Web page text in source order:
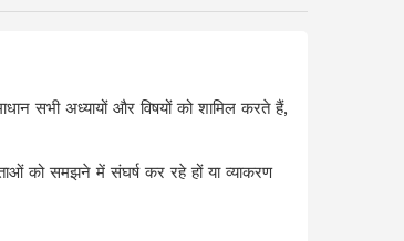
सभी अध्यायों और विषयों को शामिल करते हैं,
को समझने में संघर्ष कर रहे हों या व्याकरण